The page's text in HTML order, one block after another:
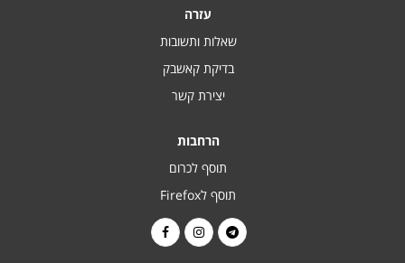
עזרה
שאלות ותשובות
בדיקת קאשבק
יצירת קשר
הרחבות
תוסף לכרום
תוסף לFirefox